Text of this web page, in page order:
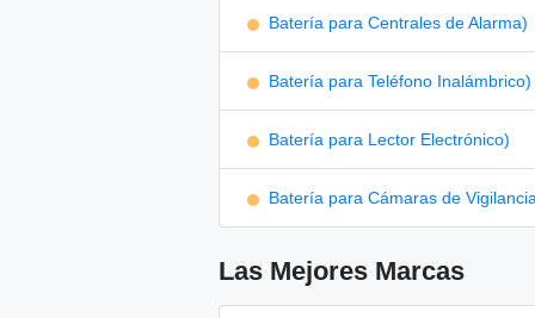
Batería para Centrales de Alarma)
Batería para Teléfono Inalámbrico)
Batería para Lector Electrónico)
Batería para Cámaras de
Las Mejores Marcas